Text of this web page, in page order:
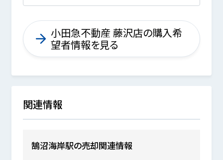
小田急不動産 藤沢店の購入希
望者情報を見る
関連情報
鵠沼海岸駅の売却関連情報